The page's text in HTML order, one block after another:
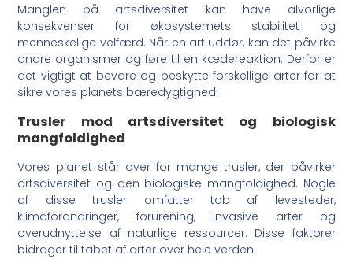
Manglen på artsdiversitet kan have alvorlige
konsekvenser for økosystemets stabilitet og
menneskelige velfærd. Når en art uddør, kan det påvirke
andre organismer og føre til en kædereaktion. Derfor er
det vigtigt at bevare og beskytte forskellige arter for at
sikre vores planets bæredygtighed.
Trusler mod artsdiversitet og biologisk
mangfoldighed
Vores planet står over for mange trusler, der påvirker
artsdiversitet og den biologiske mangfoldighed. Nogle
af disse trusler omfatter tab af levesteder,
klimaforandringer, forurening, invasive arter og
overudnyttelse af naturlige ressourcer. Disse faktorer
bidrager til tabet af arter over hele verden.